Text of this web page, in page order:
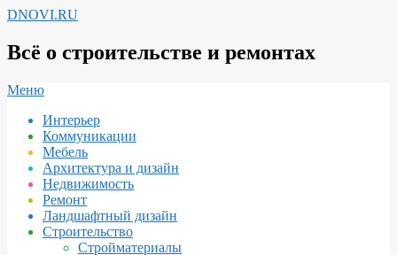
Перейти
содержимому
DNOVI.RU
Всё о строительстве и ремонтах
Вторичное
навигации
Меню
Интерьер
Коммуникации
Мебель
Архитектура и дизайн
Недвижимость
Ремонт
Ландшафтный дизайн
Строительство
Стройматериалы